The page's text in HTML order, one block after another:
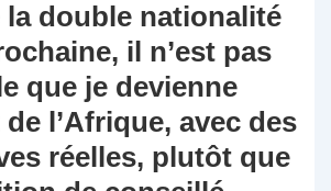
la double nationalité
il n’est pas
que je devienne
l’Afrique, avec des
réelles, plutôt que